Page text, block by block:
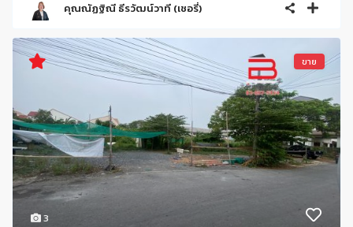
คุณณัฏฐิณี ธีรวัฒน์วาที (เชอรี่)
3
ขาย